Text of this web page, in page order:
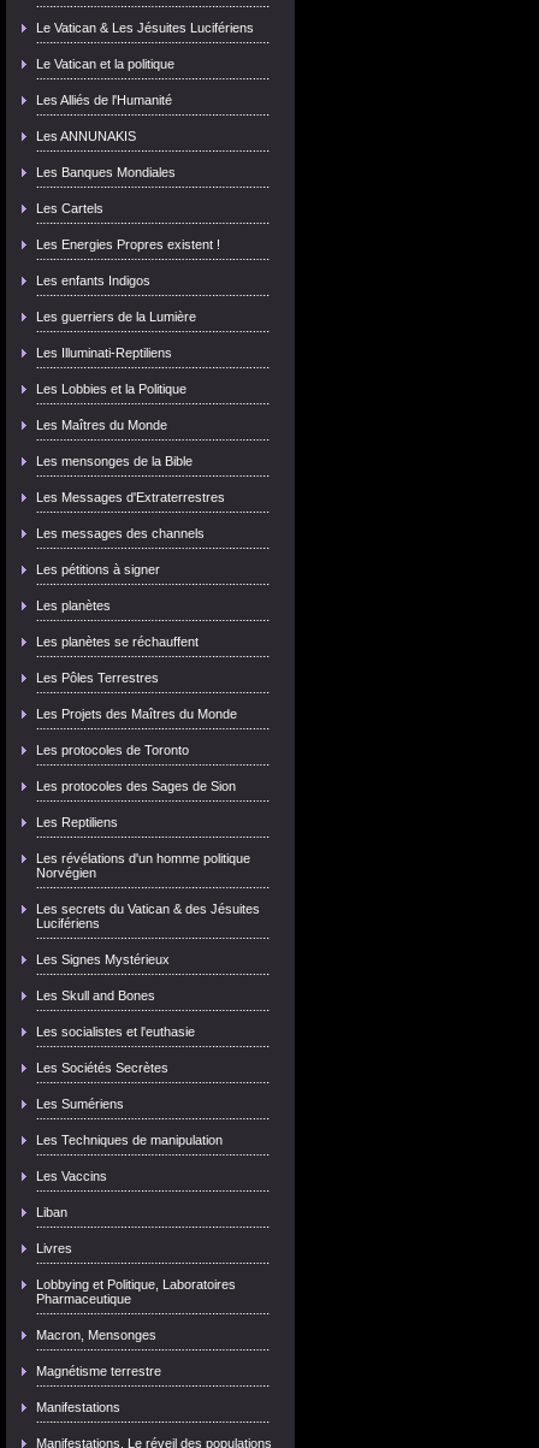
Le Vatican & Les Jésuites Lucifériens
Le Vatican et la politique
Les Alliés de l'Humanité
Les ANNUNAKIS
Les Banques Mondiales
Les Cartels
Les Energies Propres existent !
Les enfants Indigos
Les guerriers de la Lumière
Les Illuminati-Reptiliens
Les Lobbies et la Politique
Les Maîtres du Monde
Les mensonges de la Bible
Les Messages d'Extraterrestres
Les messages des channels
Les pétitions à signer
Les planètes
Les planètes se réchauffent
Les Pôles Terrestres
Les Projets des Maîtres du Monde
Les protocoles de Toronto
Les protocoles des Sages de Sion
Les Reptiliens
Les révélations d'un homme politique
Norvégien
Les secrets du Vatican & des Jésuites
Lucifériens
Les Signes Mystérieux
Les Skull and Bones
Les socialistes et l'euthasie
Les Sociétés Secrètes
Les Sumériens
Les Techniques de manipulation
Les Vaccins
Liban
Livres
Lobbying et Politique, Laboratoires
Pharmaceutique
Macron, Mensonges
Magnétisme terrestre
Manifestations
Manifestations, Le réveil des populations